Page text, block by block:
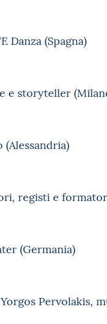
Danza (Spagna)
e storyteller
registi e
(Germania)
Pervolakis,